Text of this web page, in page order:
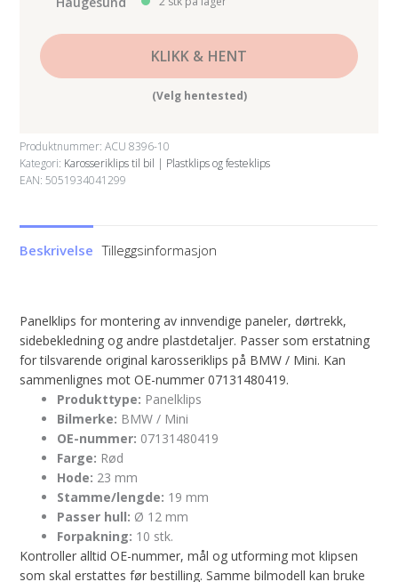
KLIKK & HENT
(Velg hentested)
Produktnummer:ACU 8396-10
Kategori: Karosseriklips til bil | Plastklips og festeklips
EAN: 5051934041299
Beskrivelse Tilleggsinformasjon
Panelklips for montering av innvendige paneler, dørtrekk,
sidebekledning og andre plastdetaljer. Passer som erstatning
for tilsvarende original karosseriklips på BMW / Mini. Kan
sammenlignes mot OE-nummer 07131480419.
Produkttype: Panelklips
Bilmerke: BMW / Mini
OE-nummer: 07131480419
Farge: Rød
Hode: 23 mm
Stamme/lengde: 19 mm
Passer hull: Ø 12 mm
Forpakning: 10 stk.
Kontroller alltid OE-nummer, mål og utforming mot klipsen
som skal erstattes før bestilling. Samme bilmodell kan bruke